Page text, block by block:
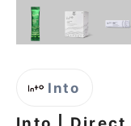
Into